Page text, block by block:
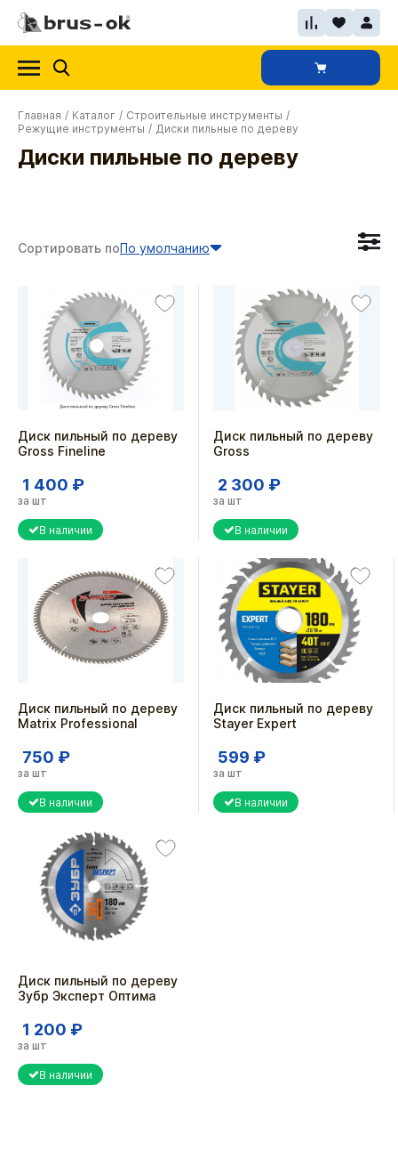
Главная / Каталог / Строительные инструменты /
Режущие инструменты / Диски пильные по дереву
Диски пильные по дереву
Сортировать поПо умолчанию
Диск пильный по дереву
Gross Fineline
1 400 ₽
за шт
В наличии
Диск пильный по дереву
Gross
2 300 ₽
за шт
В наличии
Диск пильный по дереву
Matrix Professional
750 ₽
за шт
В наличии
Диск пильный по дереву
Stayer Expert
599 ₽
за шт
В наличии
Диск пильный по дереву
Зубр Эксперт Оптима
1 200 ₽
за шт
В наличии